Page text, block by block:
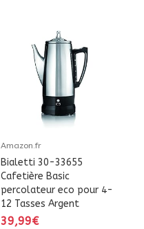
Amazon.fr
Bialetti 30-33655
Cafetière Basic
percolateur eco pour 4-
12 Tasses Argent
39,99€